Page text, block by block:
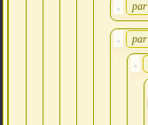
par
par